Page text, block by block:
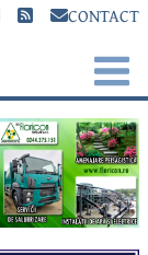
CONTACT